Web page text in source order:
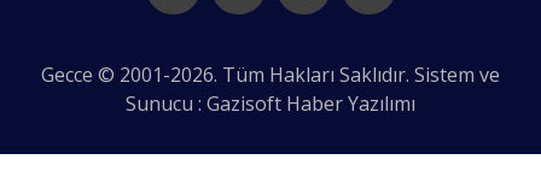
Gecce © 2001-2026. Tüm Hakları Saklıdır. Sistem ve
Sunucu : Gazisoft Haber Yazılımı